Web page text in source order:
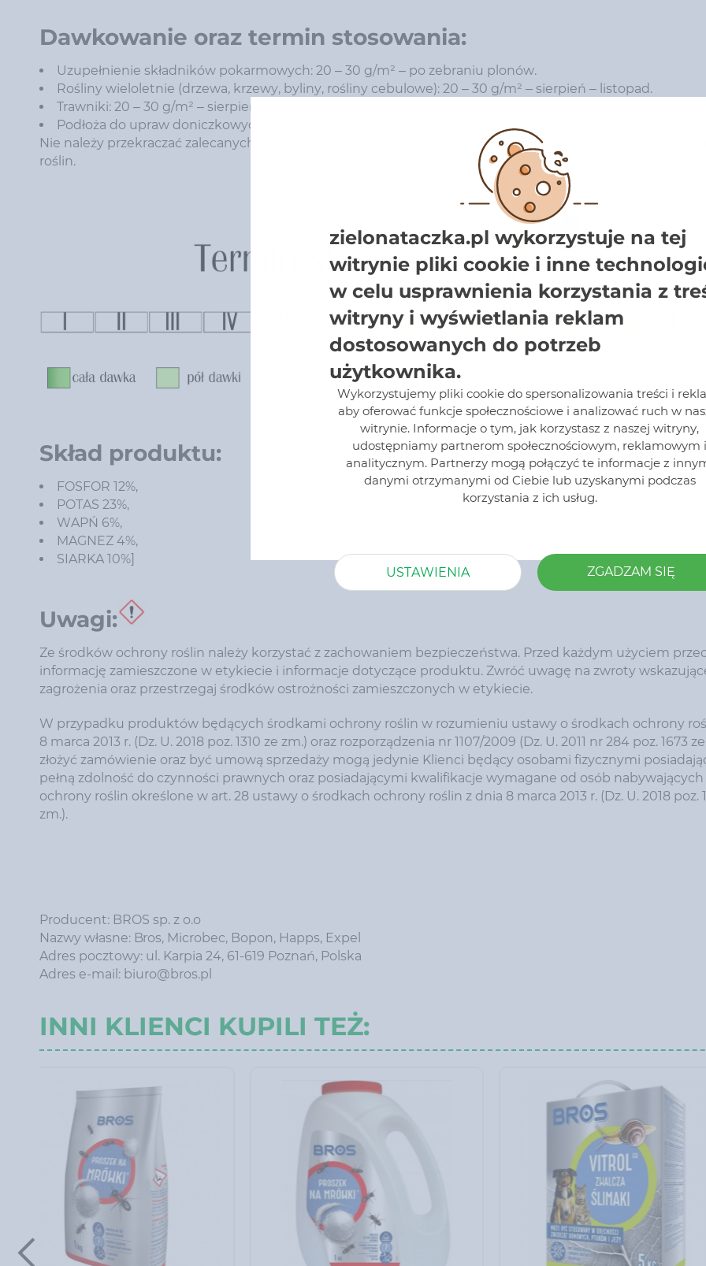
Dawkowanie oraz termin stosowania:
Uzupełnienie składników pokarmowych: 20 – 30 g/m² – po zebraniu plonów.
Rośliny wieloletnie (drzewa, krzewy, byliny, rośliny cebulowe): 20 – 30 g/m² – sierpień – listopad.
Trawniki: 20 – 30 g/m² – sierpień – listopad.
Podłoża do upraw doniczkowych: 1 – 2 g na 1 dm³ – sierpień – listopad.
Nie należy przekraczać zalecanych dawek nawozu, ponieważ mogłoby to spowodować uszkodzenie lub
roślin.
Skład produktu:
FOSFOR 12%,
POTAS 23%,
WAPŃ 6%,
MAGNEZ 4%,
SIARKA 10%]
Uwagi:
Ze środków ochrony roślin należy korzystać z zachowaniem bezpieczeństwa. Przed każdym użyciem
informację zamieszczone w etykiecie i informacje dotyczące produktu. Zwróć uwagę na zwroty
zagrożenia oraz przestrzegaj środków ostrożności zamieszczonych w etykiecie.
W przypadku produktów będących środkami ochrony roślin w rozumieniu ustawy o środkach ochrony
8 marca 2013 r. (Dz. U. 2018 poz. 1310 ze zm.) oraz rozporządzenia nr 1107/2009 (Dz. U. 2011 nr 284 poz. 1673
złożyć zamówienie oraz być umową sprzedaży mogą jedynie Klienci będący osobami fizycznymi
pełną zdolność do czynności prawnych oraz posiadającymi kwalifikacje wymagane od osób
ochrony roślin określone w art. 28 ustawy o środkach ochrony roślin z dnia 8 marca 2013 r. (Dz. U. 2018 poz.
zm.).
Producent: BROS sp. z o.o
Nazwy własne: Bros, Microbec, Bopon, Happs, Expel
Adres pocztowy: ul. Karpia 24, 61-619 Poznań, Polska
Adres e-mail: biuro@bros.pl
INNI KLIENCI KUPILI TEŻ:
zielonataczka.pl wykorzystuje na tej
witrynie pliki cookie i inne
w celu usprawnienia korzystania z
witryny i wyświetlania reklam
dostosowanych do potrzeb
użytkownika.
Wykorzystujemy pliki cookie do spersonalizowania treści i
aby oferować funkcje społecznościowe i analizować ruch w
witrynie. Informacje o tym, jak korzystasz z naszej witryny,
udostępniamy partnerom społecznościowym, reklamowym i
analitycznym. Partnerzy mogą połączyć te informacje z
danymi otrzymanymi od Ciebie lub uzyskanymi podczas
korzystania z ich usług.
USTAWIENIA ZGADZAM SIĘ